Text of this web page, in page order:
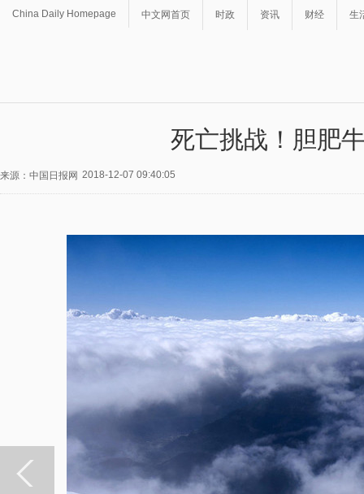
China Daily Homepage 中文网首页 时政 资讯 财经 生
死亡挑战！胆肥
来源：中国日报网 2018-12-07 09:40:05